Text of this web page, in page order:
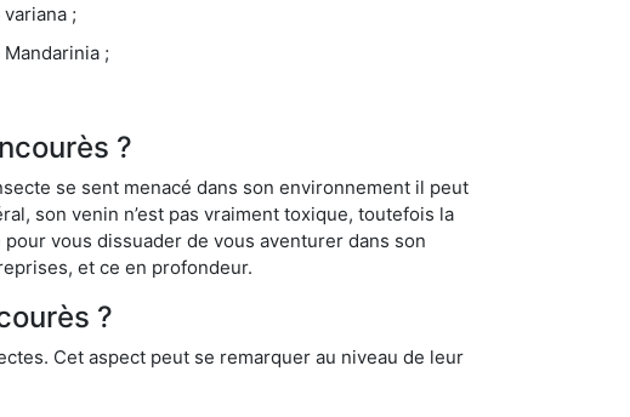
;
;
?
se sent menacé dans son environnement il peut
son venin n’est pas vraiment toxique, toutefois la
vous dissuader de vous aventurer dans son
et ce en profondeur.
?
Cet aspect peut se remarquer au niveau de leur